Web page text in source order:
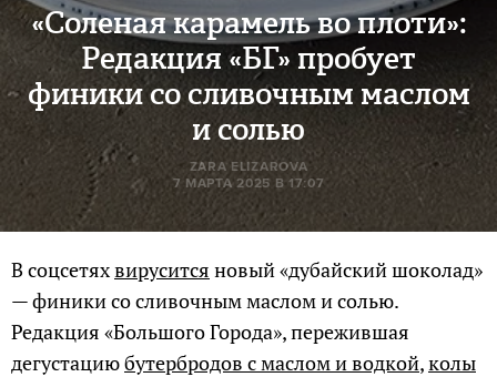
«Соленая карамель во плоти»:
Редакция «БГ» пробует
финики со сливочным маслом
и солью
ZARA ELIZAROVA
7 МАРТА 2025 В 17:07
В соцсетяхвирусится новый «дубайский шоколад»
— финики со сливочным маслом и солью.
Редакция «Большого Города», пережившая
дегустациюбутербродов с маслом и водкой,колы